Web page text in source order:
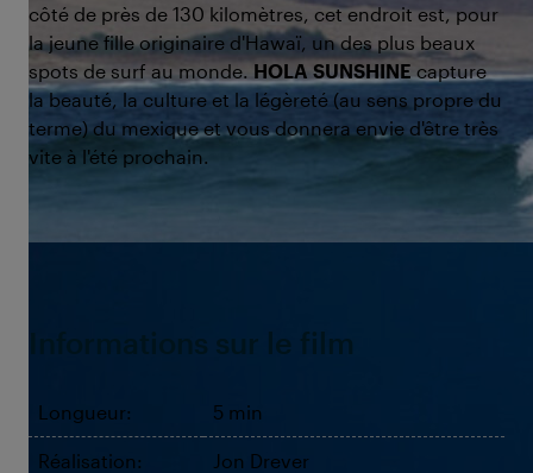
côté de près de 130 kilomètres, cet endroit est, pour
la jeune fille originaire d'Hawaï, un des plus beaux
spots de surf au monde. HOLA SUNSHINE capture
la beauté, la culture et la légèreté (au sens propre du
terme) du mexique et vous donnera envie d'être très
vite à l'été prochain.
Informations sur le film
Longueur: 5 min
Réalisation: Jon Drever